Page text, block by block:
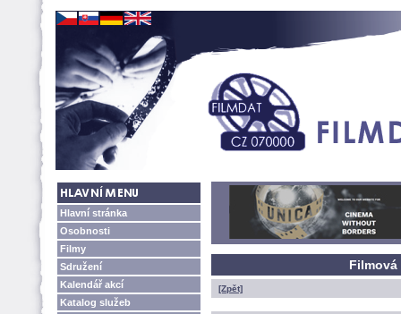
Hlavní stránka
Osobnosti
Filmy
Sdružení
Kalendář akcí
Katalog služeb
[Zpět]